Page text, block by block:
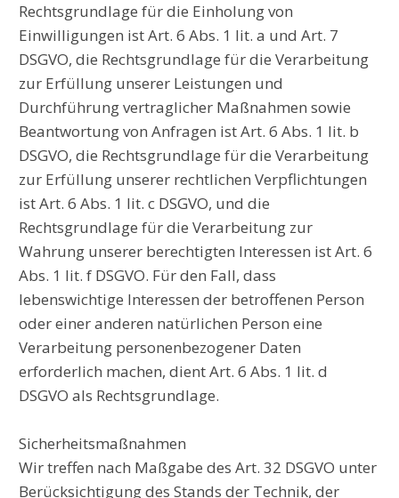
Rechtsgrundlage für die Einholung von
Einwilligungen ist Art. 6 Abs. 1 lit. a und Art. 7
DSGVO, die Rechtsgrundlage für die Verarbeitung
zur Erfüllung unserer Leistungen und
Durchführung vertraglicher Maßnahmen sowie
Beantwortung von Anfragen ist Art. 6 Abs. 1 lit. b
DSGVO, die Rechtsgrundlage für die Verarbeitung
zur Erfüllung unserer rechtlichen Verpflichtungen
ist Art. 6 Abs. 1 lit. c DSGVO, und die
Rechtsgrundlage für die Verarbeitung zur
Wahrung unserer berechtigten Interessen ist Art. 6
Abs. 1 lit. f DSGVO. Für den Fall, dass
lebenswichtige Interessen der betroffenen Person
oder einer anderen natürlichen Person eine
Verarbeitung personenbezogener Daten
erforderlich machen, dient Art. 6 Abs. 1 lit. d
DSGVO als Rechtsgrundlage.
Sicherheitsmaßnahmen
Wir treffen nach Maßgabe des Art. 32 DSGVO unter
Berücksichtigung des Stands der Technik, der